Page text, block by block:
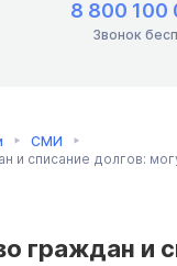
8 800 100
Звонок
СМИ
и списание долгов:
граждан и